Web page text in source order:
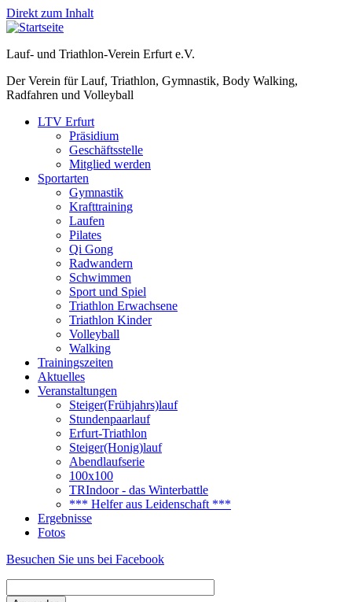
Direkt zum Inhalt
Lauf- und Triathlon-Verein Erfurt e.V.
Der Verein für Lauf, Triathlon, Gymnastik, Body Walking,
Radfahren und Volleyball
LTV Erfurt
Präsidium
Geschäftsstelle
Mitglied werden
Sportarten
Gymnastik
Krafttraining
Laufen
Pilates
Qi Gong
Radwandern
Schwimmen
Sport und Spiel
Triathlon Erwachsene
Triathlon Kinder
Volleyball
Walking
Trainingszeiten
Aktuelles
Veranstaltungen
Steiger(Frühjahrs)lauf
Stundenpaarlauf
Erfurt-Triathlon
Steiger(Honig)lauf
Abendlaufserie
100x100
TRIndoor - das Winterbattle
*** Helfer aus Leidenschaft ***
Ergebnisse
Fotos
Besuchen Sie uns bei Facebook